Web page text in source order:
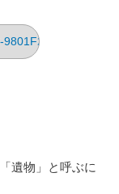
ツール
9801F2 （分解編 そ
遺物」と呼ぶに